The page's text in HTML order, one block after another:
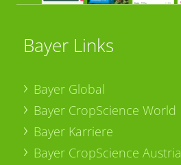
Bayer Links
Bayer Global
Bayer CropScience World
Bayer Karriere
Bayer CropScience Austria